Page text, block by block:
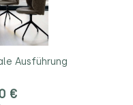
Ausführung
€